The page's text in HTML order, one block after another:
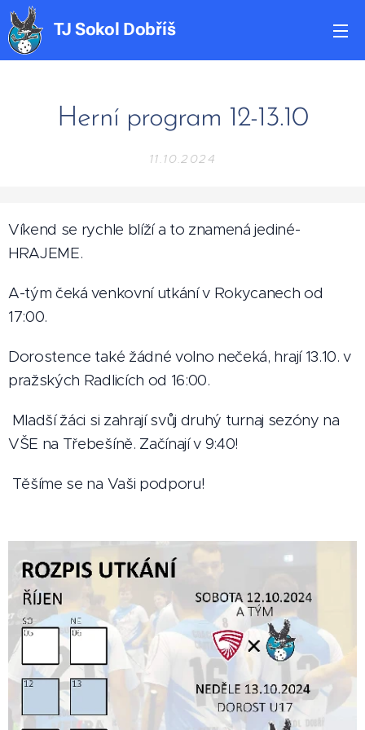
TJSokol Dobříš
Herní program 12-13.10
11.10.2024
Víkend se rychle blíží a to znamená jediné-
HRAJEME.
A-tým čeká venkovní utkání v Rokycanech od
17:00.
Dorostence také žádné volno nečeká, hrají 13.10. v
pražských Radlicích od 16:00.
Mladší žáci si zahrají svůj druhý turnaj sezóny na
VŠE na Třebešíně. Začínají v 9:40!
Těšíme se na Vaši podporu!